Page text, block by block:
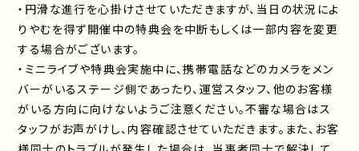
・円滑な進行を心掛けさせていただきますが、当日の状況によ
りやむを得ず開催中の特典会を中断もしくは一部内容を変更
する場合がございます。
・ミニライブや特典会実施中に、携帯電話などのカメラをメン
バーがいるステージ側であったり、運営スタッフ、他のお客様
がいる方向に向けないようご注意ください。不審な場合はス
タッフがお声がけし、内容確認させていただきます。また、お客